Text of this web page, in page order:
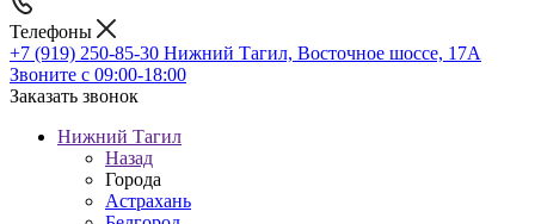
Телефоны
+7 (919) 250-85-30 Нижний Тагил, Восточное шоссе, 17А
Звоните с 09:00-18:00
Заказать звонок
Нижний Тагил
Назад
Города
Астрахань